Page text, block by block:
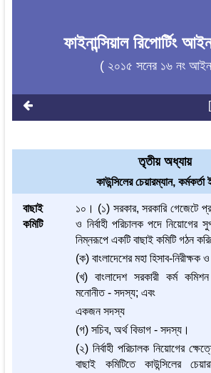
ফাইনান্সিয়াল রিপোর্টিং
( ২০১৫ সনের ১৬ নং
তৃতীয় অধ্যায়
কাউন্সিলের চেয়ারম্যান, কর্মকর্তা
বাছাই
কমিটি
১০। (১) সরকার, সরকারি গেজেটে
ও নির্বাহী পরিচালক পদে নিয়োগের
নিম্নরূপে একটি বাছাই কমিটি গঠন
(ক) বাংলাদেশের মহা হিসাব-নিরীক্ষক
(খ) বাংলাদেশ সরকারী কর্ম
মনোনীত - সদস্য; এবং
একজন সদস্য
(গ) সচিব, অর্থ বিভাগ - সদস্য।
(২) নির্বাহী পরিচালক নিয়োগের
বাছাই কমিটিতে কাউন্সিলের